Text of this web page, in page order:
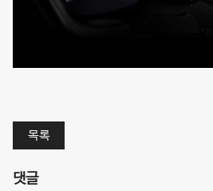
목록
댓글